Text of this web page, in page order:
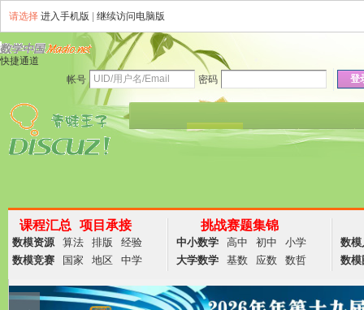
请选择 进入手机版 继续访问电脑版
快捷通道
帐号
密码 登
论坛 说说 群组
商务
课程汇总 项目承接
数模资源 算法 排版
经验
数模竞赛
国家 地区 中学
挑战赛题集锦
中小数学 高中 初中
小学
大学数学
基数 应数 数哲
数模
数模